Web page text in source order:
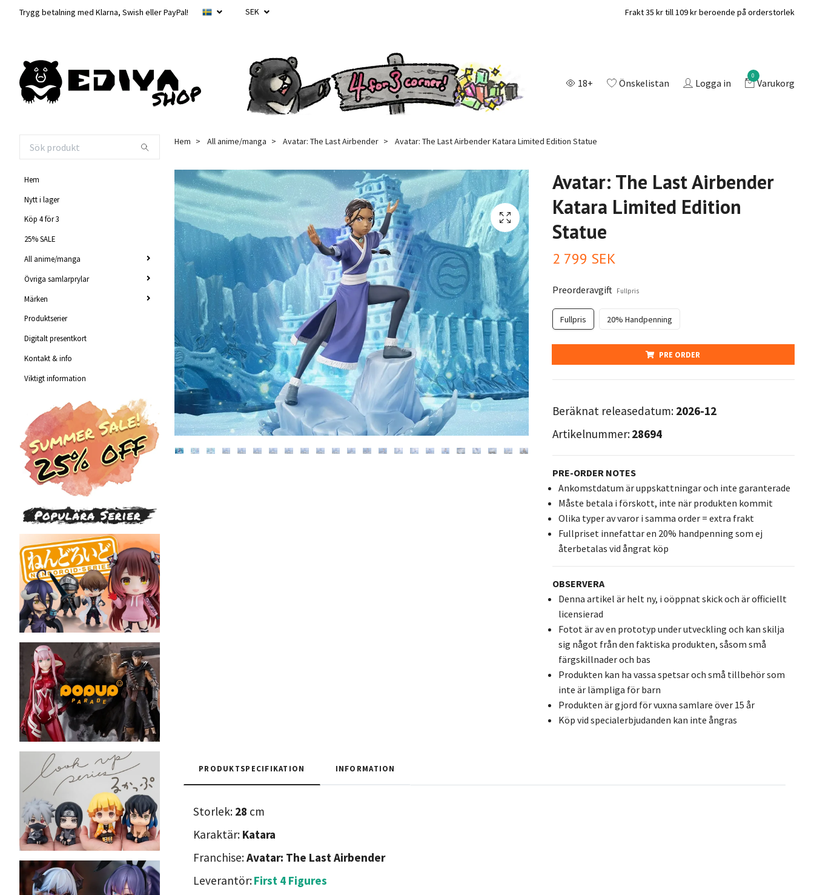
Trygg betalning med Klarna, Swish eller PayPal! SEK Frakt 35 kr till 109 kr beroende på orderstorlek
18+ Önskelistan Logga in
0
Varukorg
Hem
Nytt i lager
Köp 4 för 3
25% SALE
All anime/manga
Övriga samlarprylar
Märken
Produktserier
Digitalt presentkort
Kontakt & info
Viktigt information
Hem All anime/manga Avatar: The Last Airbender Avatar: The Last Airbender Katara Limited Edition Statue
Avatar: The Last Airbender
Katara Limited Edition
Statue
2 799 SEK
Preorderavgift Fullpris
Fullpris 20% Handpenning
PRE ORDER
Beräknat releasedatum: 2026-12
Artikelnummer:28694
PRE-ORDER NOTES
Ankomstdatum är uppskattningar och inte garanterade
Måste betala i förskott, inte när produkten kommit
Olika typer av varor i samma order = extra frakt
Fullpriset innefattar en 20% handpenning som ej
återbetalas vid ångrat köp
OBSERVERA
Denna artikel är helt ny, i oöppnat skick och är officiellt
licensierad
Fotot är av en prototyp under utveckling och kan skilja
sig något från den faktiska produkten, såsom små
färgskillnader och bas
Produkten kan ha vassa spetsar och små tillbehör som
inte är lämpliga för barn
Produkten är gjord för vuxna samlare över 15 år
Köp vid specialerbjudanden kan inte ångras
PRODUKTSPECIFIKATION INFORMATION
Storlek: 28 cm
Karaktär: Katara
Franchise:Avatar: The Last Airbender
Leverantör:First 4 Figures